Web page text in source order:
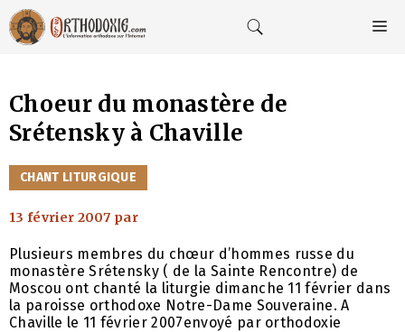
Aller
au
contenu
Choeur du monastère de
Srétensky à Chaville
CATÉGORIES
CHANT LITURGIQUE
13 février 2007 par
Plusieurs membres du chœur d’hommes russe du
monastère Srétensky ( de la Sainte Rencontre) de
Moscou ont chanté la liturgie dimanche 11 février dans
la paroisse orthodoxe Notre-Dame Souveraine. A
Chaville le 11 février 2007envoyé par orthodoxie